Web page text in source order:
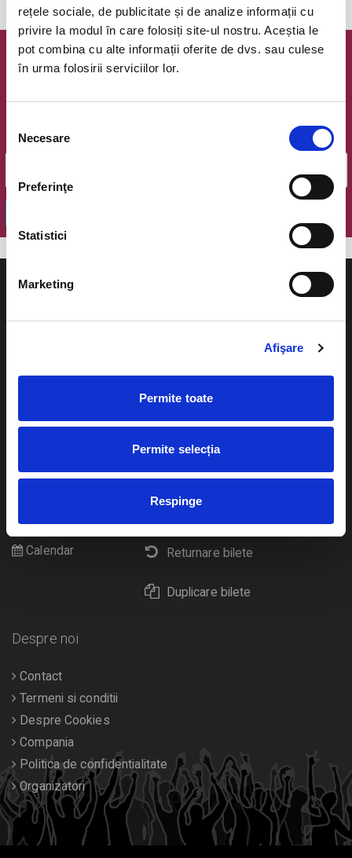
rețele sociale, de publicitate și de analize informații cu
privire la modul în care folosiți site-ul nostru. Aceștia le
pot combina cu alte informații oferite de dvs. sau culese
în urma folosirii serviciilor lor.
consimțământului
Necesare
Preferinţe
Statistici
Marketing
Afişare
Permite toate
Permite selecția
Respinge
Newsletter @ Bilete.ro
Oferte exclusive si o editie saptamanala cu cele mai noi
Email
Cum comand bilete?
eBilet printat acasa
Returnare bilete
Duplicare bilete
festivaluri
Pentru copii
Diverse
Calendar
Despre noi
Contact
Termeni si conditii
Despre Cookies
Compania
Politica de confidentialitate
Organizatori